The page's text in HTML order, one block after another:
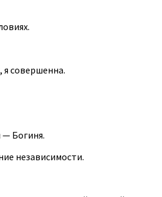
совершенна.
— Богиня.
независимости.